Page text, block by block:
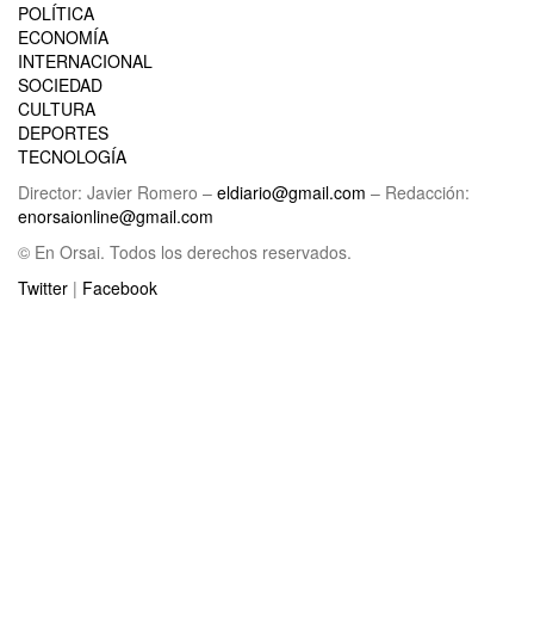
POLÍTICA
ECONOMÍA
INTERNACIONAL
SOCIEDAD
CULTURA
DEPORTES
TECNOLOGÍA
Director: Javier Romero – eldiario@gmail.com – Redacción:
enorsaionline@gmail.com
© En Orsai. Todos los derechos reservados.
Twitter | Facebook